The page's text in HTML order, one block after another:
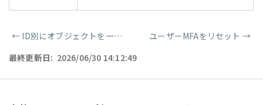
ページャー
← ID別にオブジェクトを一覧表示 ユーザーMFAをリセット →
最終更新日: 2026/06/30 14:12:49